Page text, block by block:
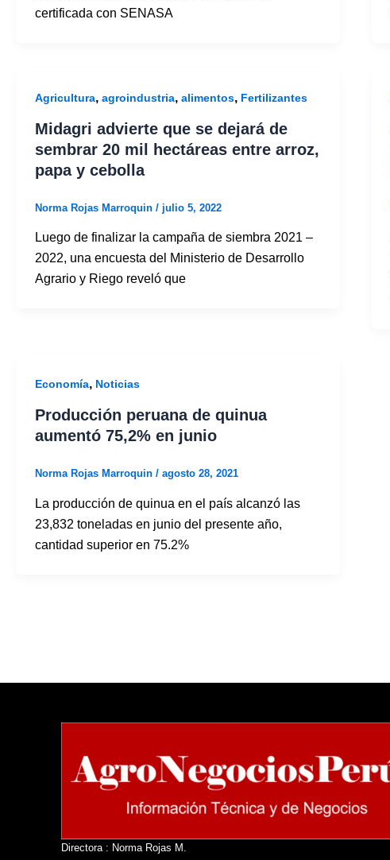
certificada con SENASA
Agricultura, agroindustria, alimentos, Fertilizantes
Midagri advierte que se dejará de
sembrar 20 mil hectáreas entre arroz,
papa y cebolla
Norma Rojas Marroquin / julio 5, 2022
Luego de finalizar la campaña de siembra 2021 –
2022, una encuesta del Ministerio de Desarrollo
Agrario y Riego reveló que
Economía, Noticias
Producción peruana de quinua
aumentó 75,2% en junio
Norma Rojas Marroquin / agosto 28, 2021
La producción de quinua en el país alcanzó las
23,832 toneladas en junio del presente año,
cantidad superior en 75.2%
Directora : Norma Rojas M.